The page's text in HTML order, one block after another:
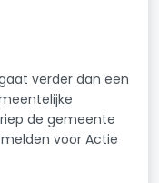
verder dan een
de gemeente
voor Actie